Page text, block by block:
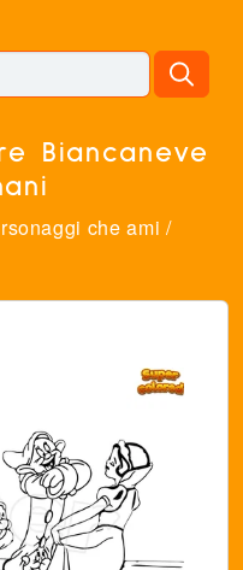
Biancaneve
che ami /